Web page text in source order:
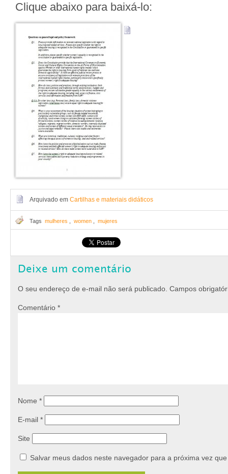
Clique abaixo para baixá-lo:
Arquivado em Cartilhas e materiais didáticos
Tags mulheres women mujeres
Deixe um comentário
O seu endereço de e-mail não será publicado. Campos
Comentário *
Nome *
E-mail *
Site
Salvar meus dados neste navegador para a próxima vez